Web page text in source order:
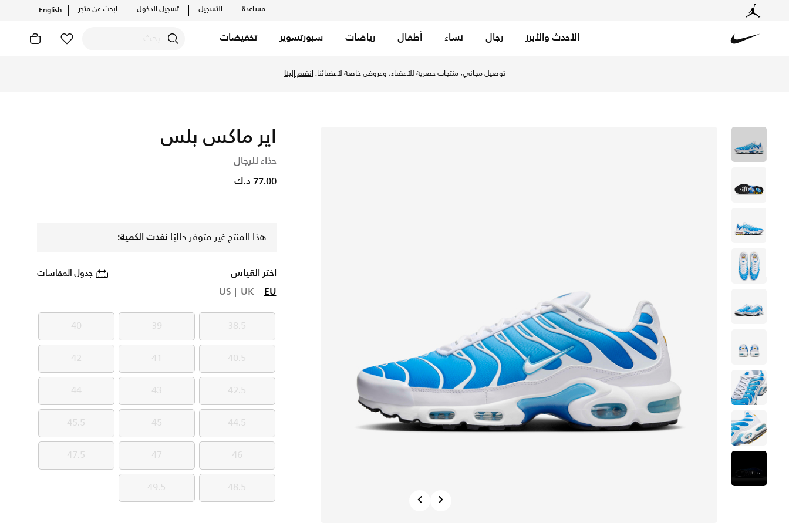
مساعدة التسجيل تسجيل الدخول ابحث عن متجر English
الأحدث والأبرز رجال نساء أطفال رياضات سبورتسوير تخفيضات
توصيل مجاني، منتجات حصرية للأعضاء، وعروض خاصة لأعضائنا.انضم إلينا
Next
اير ماكس بلس
حذاء للرجال
77.00 د.ك
هذا المنتج غير متوفر حاليًا نفدت الكمية:
اختر القياس جدول المقاسات
EU
UK
US
38.5
38.5
39
39
40
40
40.5
40.5
41
41
42
42
42.5
42.5
43
43
44
44
44.5
44.5
45
45
45.5
45.5
46
46
47
47
47.5
47.5
48.5
48.5
49.5
49.5